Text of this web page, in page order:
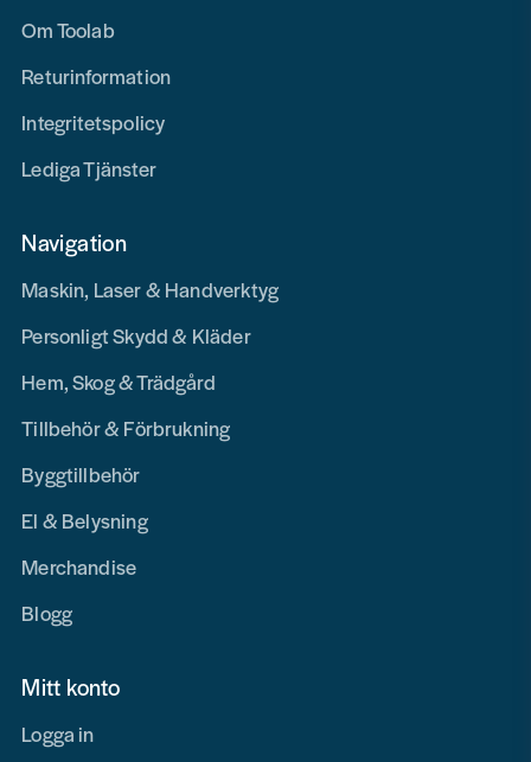
Om Toolab
Returinformation
Integritetspolicy
Lediga Tjänster
Navigation
Maskin, Laser & Handverktyg
Personligt Skydd & Kläder
Hem, Skog & Trädgård
Tillbehör & Förbrukning
Byggtillbehör
El & Belysning
Merchandise
Blogg
Mitt konto
Logga in